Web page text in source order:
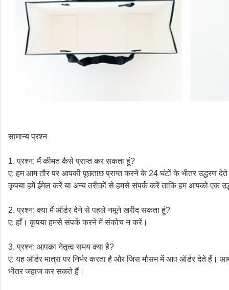
सामान्य प्रश्न
1. प्रश्न: मैं कीमत कैसे प्राप्त कर सकता हूं?
ए: हम आम तौर पर आपकी पूछताछ प्राप्त करने के 24 घंटों के भीतर उद्धरण
कृपया हमें ईमेल करें या अन्य तरीकों से हमसे संपर्क करें ताकि हम आपको एक
2. प्रश्न: क्या मैं ऑर्डर देने से पहले नमूने खरीद सकता हूं?
ए: हाँ। कृपया हमसे संपर्क करने में संकोच न करें।
3. प्रश्न: आपका नेतृत्व समय क्या है?
ए: यह ऑर्डर मात्रा पर निर्भर करता है और जिस मौसम में आप ऑर्डर देते हैं।
भीतर जहाज कर सकते हैं।